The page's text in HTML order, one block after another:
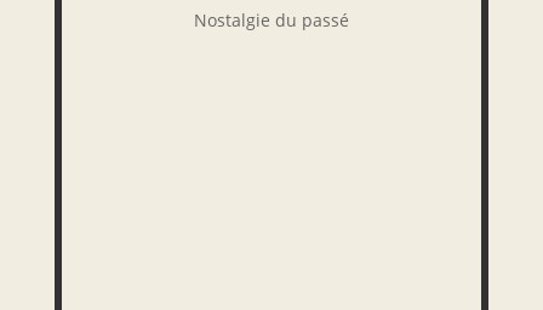
Nostalgie du passé